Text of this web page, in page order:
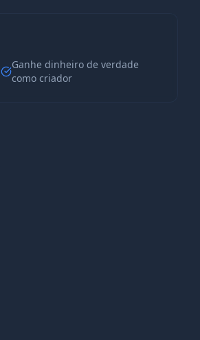
Ganhe dinheiro de verdade
como criador